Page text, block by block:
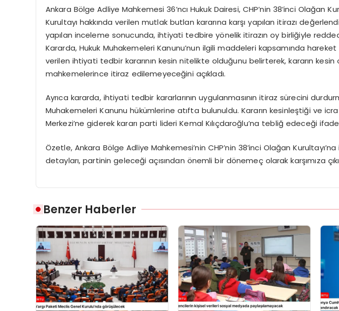
Ankara Bölge Adliye Mahkemesi 36’ncı Hukuk Dairesi, CHP’nin 38’inci Olağan
Kurultayı hakkında verilen mutlak butlan kararına karşı yapılan itirazı
yapılan inceleme sonucunda, ihtiyati tedbire yönelik itirazın oy birliğiyle
Kararda, Hukuk Muhakemeleri Kanunu’nun ilgili maddeleri kapsamında hareket
verilen ihtiyati tedbir kararının kesin nitelikte olduğunu belirterek, kararın
mahkemelerince itiraz edilemeyeceğini açıkladı.
Ayrıca kararda, ihtiyati tedbir kararlarının uygulanmasının itiraz sürecini
Muhakemeleri Kanunu hükümlerine atıfta bulunuldu. Kararın kesinleştiği ve icra
Merkezi’ne giderek kararı parti lideri Kemal Kılıçdaroğlu’na tebliğ edeceği
Özetle, Ankara Bölge Adliye Mahkemesi’nin CHP’nin 38’inci Olağan Kurultayı’na
detayları, partinin geleceği açısından önemli bir dönemeç olarak karşımıza
Benzer Haberler